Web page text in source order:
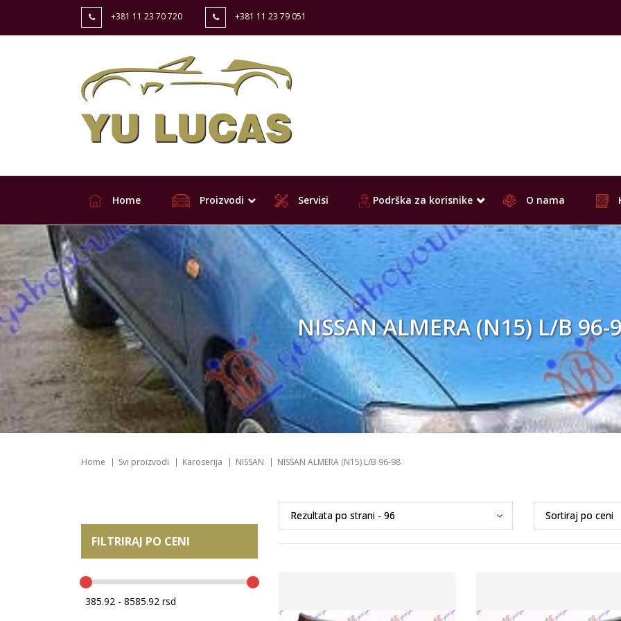
+381 11 23 70 720 +381 11 23 79 051
Home Proizvodi Servisi Podrška za korisnike O nama
NISSAN ALMERA (N15) L/B 96-
Home Svi proizvodi Karoserija NISSAN NISSAN ALMERA (N15) L/B 96-98
FILTRIRAJ PO CENI